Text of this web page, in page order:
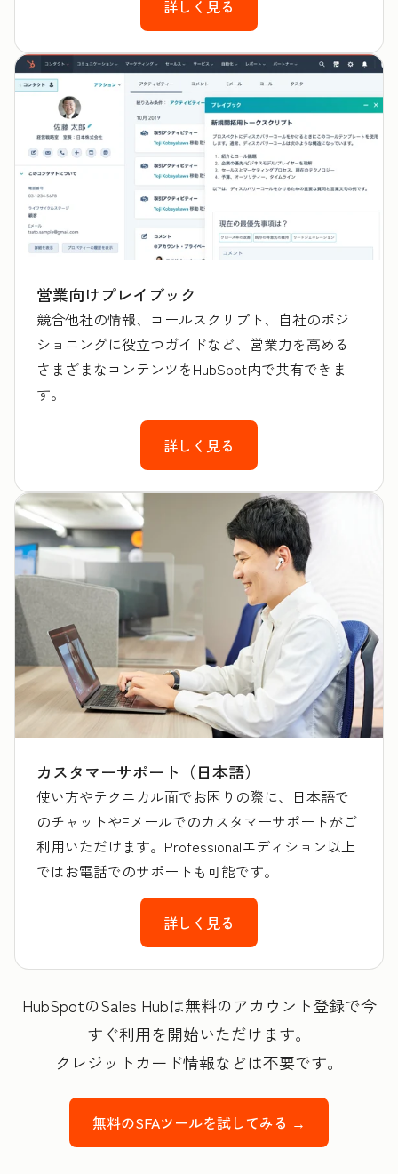
詳しく見る
営業向けプレイブック
競合他社の情報、コールスクリプト、自社のポジ
ショニングに役立つガイドなど、営業力を高める
さまざまなコンテンツをHubSpot内で共有できま
す。
詳しく見る
カスタマーサポート（日本語）
使い方やテクニカル面でお困りの際に、日本語で
のチャットやEメールでのカスタマーサポートがご
利用いただけます。Professionalエディション以上
ではお電話でのサポートも可能です。
詳しく見る
HubSpotのSales Hubは無料のアカウント登録で今
すぐ利用を開始いただけます。
クレジットカード情報などは不要です。
無料のSFAツールを試してみる →